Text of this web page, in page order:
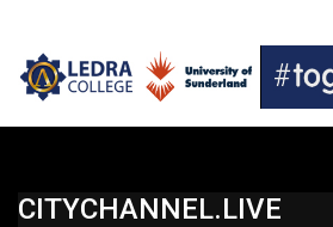
CITYCHANNEL.LIVE